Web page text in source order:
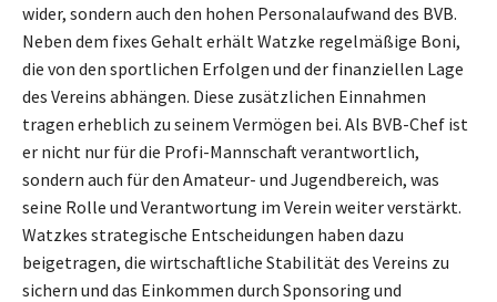
wider, sondern auch den hohen Personalaufwand des BVB.
Neben dem fixes Gehalt erhält Watzke regelmäßige Boni,
die von den sportlichen Erfolgen und der finanziellen Lage
des Vereins abhängen. Diese zusätzlichen Einnahmen
tragen erheblich zu seinem Vermögen bei. Als BVB-Chef ist
er nicht nur für die Profi-Mannschaft verantwortlich,
sondern auch für den Amateur- und Jugendbereich, was
seine Rolle und Verantwortung im Verein weiter verstärkt.
Watzkes strategische Entscheidungen haben dazu
beigetragen, die wirtschaftliche Stabilität des Vereins zu
sichern und das Einkommen durch Sponsoring und